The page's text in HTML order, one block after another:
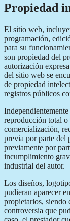
Propiedad
El sitio web,
programación,
para su
son propiedad del
autorización
del sitio web se
de propiedad
registros públicos
reproducción total
comercialización,
previa por parte del
previamente por
incumplimiento
industrial del autor.
Los diseños,
pudieran aparecer
propietarios, siendo
controversia que